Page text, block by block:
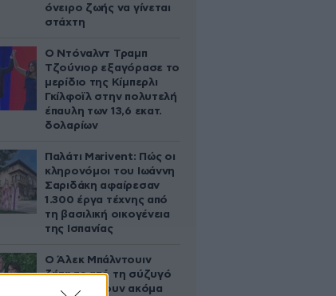
όνειρο ζωής να γίνεται
στάχτη
Ο Ντόναλντ Τραμπ
Τζούνιορ εξαγόρασε το
μερίδιο της Κίμπερλι
Γκίλφοϊλ στην πολυτελή
έπαυλη των 13,6 εκατ.
δολαρίων
Παλάτι Marivent: Πώς οι
κληρονόμοι του Ιωάννη
Σαριδάκη αφαίρεσαν
1.300 έργα τέχνης από
τη βασιλική οικογένεια
της Ισπανίας
Ο Άλεκ Μπάλντουιν
ζήτησε από τη σύζυγό
του να κάνουν ακόμα